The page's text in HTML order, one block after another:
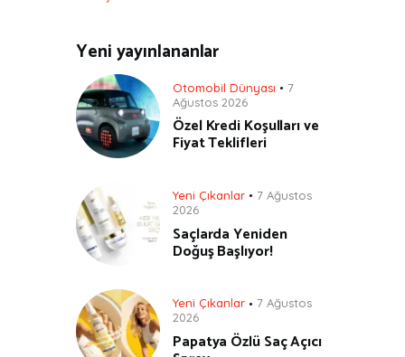
Yeni yayınlananlar
Otomobil Dünyası
7
Ağustos 2026
Özel Kredi Koşulları ve
Fiyat Teklifleri
Yeni Çıkanlar
7 Ağustos
2026
Saçlarda Yeniden
Doğuş Başlıyor!
Yeni Çıkanlar
7 Ağustos
2026
Papatya Özlü Saç Açıcı